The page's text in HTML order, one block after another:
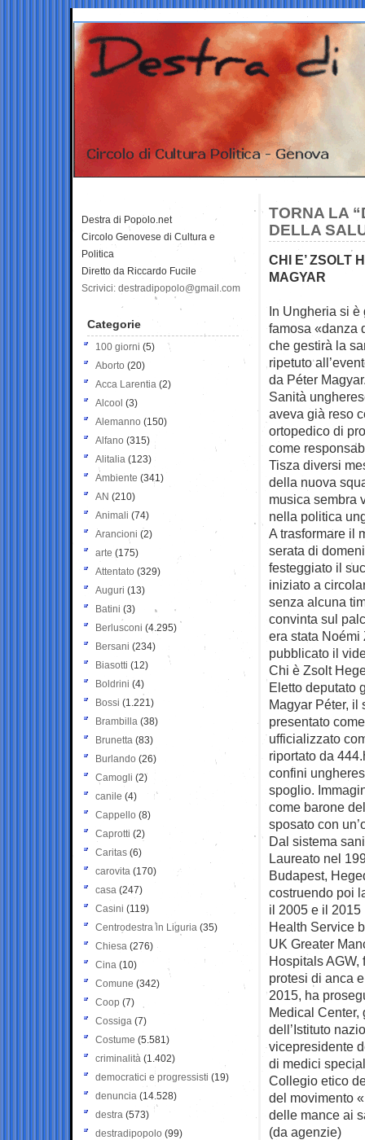
TORNA LA
DELLA
CHI E’ ZSOLT
MAGYAR
In Ungheria si
famosa «danza
che gestirà la
ripetuto
da Péter
Sanità
aveva già reso
ortopedico di
come
Tisza diversi
della nuova
musica sembra
nella politica
A trasformare il
serata di
festeggiato il
iniziato a
senza alcuna
convinta sul
era stata Noémi
pubblicato il
Chi è Zsolt
Eletto deputato
Magyar Péter, il
presentato
ufficializzato
riportato da
confini
spoglio.
come barone
sposato con
Dal sistema
Laureato nel
Budapest,
costruendo poi
il 2005 e il 2015
Health Service
UK Greater
Hospitals AGW,
protesi di anca
2015, ha
Medical Center,
dell’Istituto
vicepresidente
di medici
Collegio etico
del movimento
delle mance ai
(da agenzie)
Destra di Popolo.net
Circolo Genovese di Cultura e
Politica
Diretto da Riccardo Fucile
Scrivici: destradipopolo@gmail.com
Categorie
100 giorni (5)
Aborto (20)
Acca Larentia (2)
Alcool (3)
Alemanno (150)
Alfano (315)
Alitalia (123)
Ambiente (341)
AN (210)
Animali (74)
Arancioni (2)
arte (175)
Attentato (329)
Auguri (13)
Batini (3)
Berlusconi (4.295)
Bersani (234)
Biasotti (12)
Boldrini (4)
Bossi (1.221)
Brambilla (38)
Brunetta (83)
Burlando (26)
Camogli (2)
canile (4)
Cappello (8)
Caprotti (2)
Caritas (6)
carovita (170)
casa (247)
Casini (119)
Centrodestra in Liguria (35)
Chiesa (276)
Cina (10)
Comune (342)
Coop (7)
Cossiga (7)
Costume (5.581)
criminalità (1.402)
democratici e progressisti (19)
denuncia (14.528)
destra (573)
destradipopolo (99)